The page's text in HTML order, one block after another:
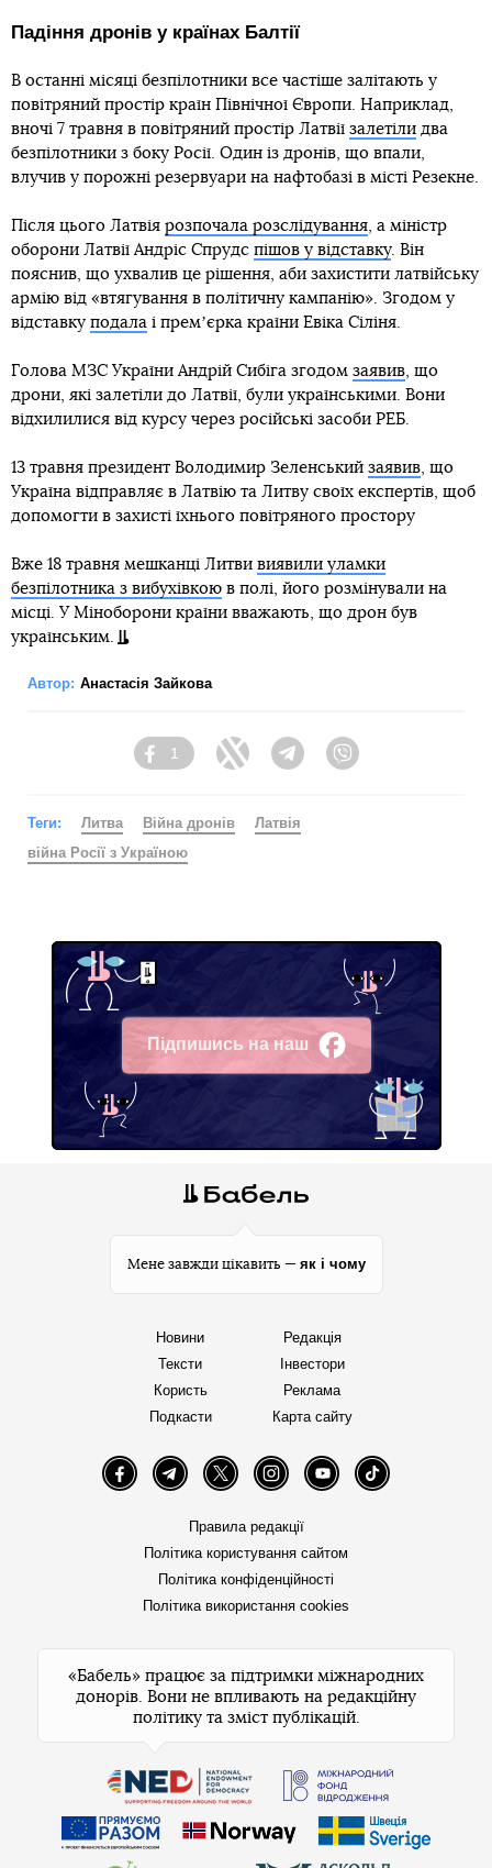
Падіння дронів у країнах Балтії
В останні місяці безпілотники все частіше залітають у
повітряний простір країн Північної Європи. Наприклад,
вночі 7 травня в повітряний простір Латвії залетіли два
безпілотники з боку Росії. Один із дронів, що впали,
влучив у порожні резервуари на нафтобазі в місті Резекне.
Після цього Латвія розпочала розслідування , а міністр
оборони Латвії Андріс Спрудс пішов у відставку. Він
пояснив, що ухвалив це рішення, аби захистити латвійську
армію від «втягування в політичну кампанію». Згодом у
відставку подала і премʼєрка країни Евіка Сіліня.
Голова МЗС України Андрій Сибіга згодом заявив , що
дрони, які залетіли до Латвії, були українськими. Вони
відхилилися від курсу через російські засоби РЕБ.
13 травня президент Володимир Зеленський заявив , що
Україна відправляє в Латвію та Литву своїх експертів, щоб
допомогти в захисті їхнього повітряного простору
Вже 18 травня мешканці Литви виявили уламки
безпілотника з вибухівкою в полі, його розмінували на
місці. У Міноборони країни вважають, що дрон був
українським.
Автор: Анастасія Зайкова
Facebook
1
Twitter TelegramViber
Теги: Литва Війна дронів
Латвія
війна Росії з Україною
Підпишись на наш
Facebook
Мене завжди цікавить — як і чому
Новини
Тексти
Користь
Подкасти
Редакція
Інвестори
Реклама
Карта сайту
FacebookTelegramTwitter InstagramYouTube TikTok
Правила редакції
Політика користування сайтом
Політика конфіденційності
Політика використання cookies
«Бабель» працює за підтримки міжнародних
донорів. Вони не впливають на редакційну
політику та зміст публікацій.